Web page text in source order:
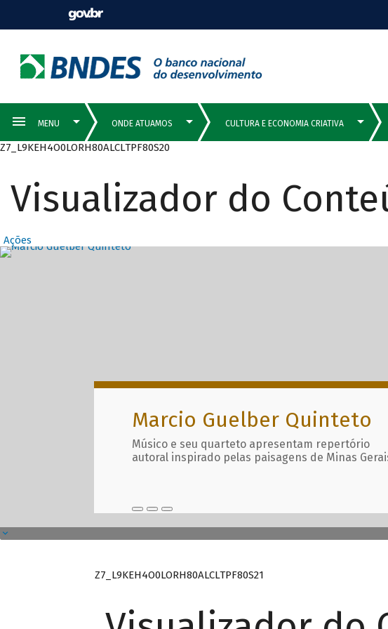
Z7_L9KEH4O0LORH80ALCLTPF80S20
Visualizador do
Ações
Destaques
Marcio Guelber Quinteto
Músico e seu quarteto apresentam repertório
autoral inspirado pelas paisagens de Minas
Z7_L9KEH4O0LORH80ALCLTPF80S21